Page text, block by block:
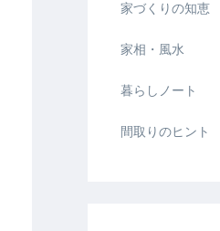
家づくりの知恵
家相・風水
暮らしノート
間取りのヒント